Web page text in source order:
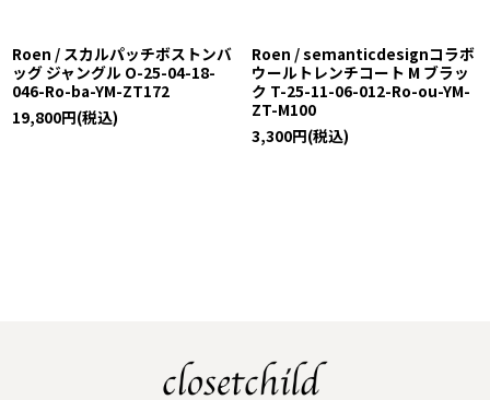
Roen / スカルパッチボストンバ
ッグ ジャングル O-25-04-18-
046-Ro-ba-YM-ZT172
19,800円(税込)
Roen / semanticdesignコラボ
ウールトレンチコート M ブラッ
ク T-25-11-06-012-Ro-ou-YM-
ZT-M100
3,300円(税込)